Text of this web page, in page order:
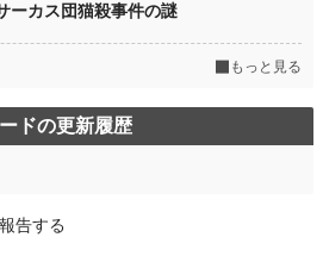
ーカス団猫殺事件の謎
もっと見る
ドの更新履歴
告する